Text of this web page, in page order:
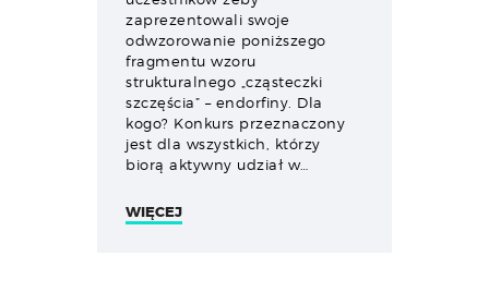
zaprezentowali swoje
odwzorowanie poniższego
fragmentu wzoru
strukturalnego „cząsteczki
szczęścia” – endorfiny. Dla
kogo? Konkurs przeznaczony
jest dla wszystkich, którzy
biorą aktywny udział w…
WIĘCEJ